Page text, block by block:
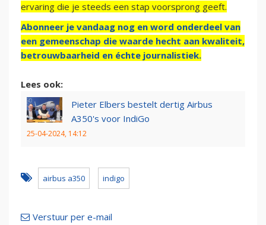
ervaring die je steeds een stap voorsprong geeft.
Abonneer je vandaag nog en word onderdeel van
een gemeenschap die waarde hecht aan kwaliteit,
betrouwbaarheid en échte journalistiek.
Lees ook:
Pieter Elbers bestelt dertig Airbus
A350's voor IndiGo
25-04-2024, 14:12
airbus a350 indigo
Verstuur per e-mail